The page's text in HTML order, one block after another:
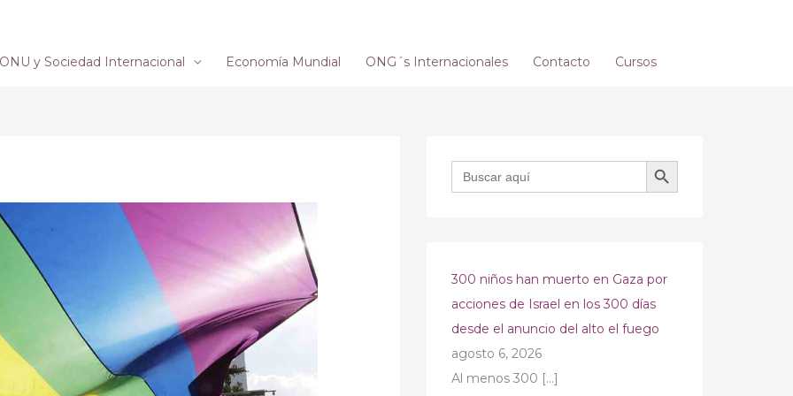
ONU y Sociedad Internacional Economía Mundial ONG´s Internacionales Contacto Cursos
Buscar: BOTÓN DE BÚSQUEDA
300 niños han muerto en Gaza por
acciones de Israel en los 300 días
desde el anuncio del alto el fuego
agosto 6, 2026
Al menos 300 […]